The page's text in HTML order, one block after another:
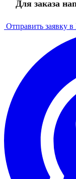
Для заказа
Отправить заявку